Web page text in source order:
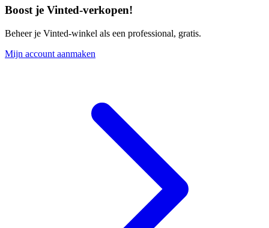
Boost je Vinted-verkopen!
Beheer je Vinted-winkel als een professional, gratis.
Mijn account aanmaken